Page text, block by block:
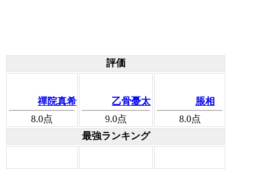
評価
禪院真希
8.0点
乙骨憂太
9.0点
脹相
8.0点
最強ランキング